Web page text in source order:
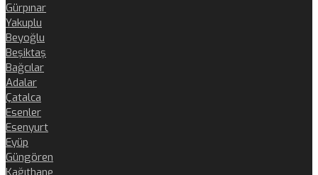
Gürpınar
Yakuplu
Beyoğlu
Beşiktaş
Bağcılar
Adalar
Çatalca
Esenler
Esenyurt
Eyüp
Güngören